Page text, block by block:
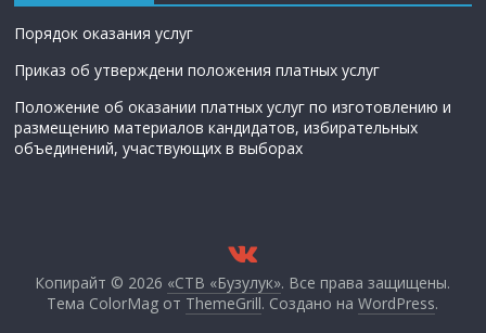
Порядок оказания услуг
Приказ об утверждени положения платных услуг
Положение об оказании платных услуг по изготовлению и
размещению материалов кандидатов, избирательных
объединений, участвующих в выборах
Копирайт © 2026 «СТВ «Бузулук». Все права защищены.
Тема ColorMag от ThemeGrill. Создано наWordPress.